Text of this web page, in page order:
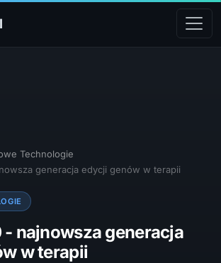
Technologie
generacja edycji genów w terapii
- najnowsza generacja
w terapii